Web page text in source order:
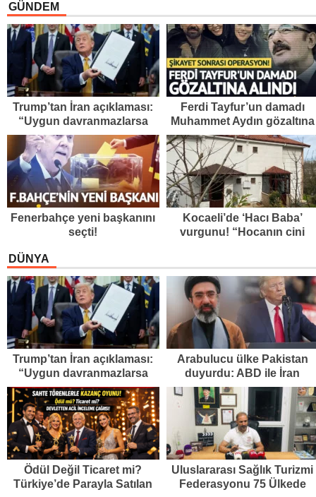
GÜNDEM
Trump’tan İran açıklaması:
“Uygun davranmazlarsa
gereğini yaparım”
Ferdi Tayfur’un damadı
Muhammet Aydın gözaltına
alındı!
Fenerbahçe yeni başkanını
seçti!
Kocaeli’de ‘Hacı Baba’
vurgunu! “Hocanın cini
DÜNYA
Trump’tan İran açıklaması:
“Uygun davranmazlarsa
gereğini yaparım”
Arabulucu ülke Pakistan
duyurdu: ABD ile İran
anlaşmaya vardı
Ödül Değil Ticaret mi?
Türkiye’de Parayla Satılan
Uluslararası Sağlık Turizmi
Federasyonu 75 Ülkede